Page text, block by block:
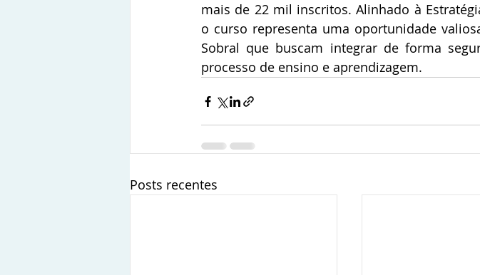
mais de 22 mil inscritos. Alinhado à
o curso representa uma oportunidade
Sobral que buscam integrar de forma
processo de ensino e aprendizagem.
Posts recentes